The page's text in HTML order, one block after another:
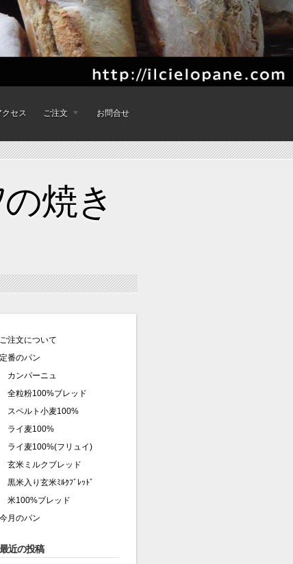
クセス ご注文 お問合せ
焼き
ご注文について
定番のパン
カンパーニュ
全粒粉100%ブレッド
スペルト小麦100%
ライ麦100%
ライ麦100%(フリュイ)
玄米ミルクブレッド
黒米入り玄米ﾐﾙｸﾌﾞﾚｯﾄﾞ
米100%ブレッド
今月のパン
最近の投稿